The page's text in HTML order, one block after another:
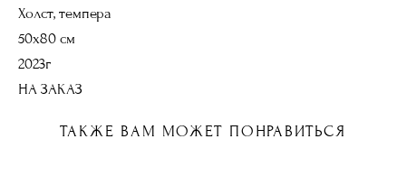
Холст, темпера
50х80 см
2023г
НА ЗАКАЗ
ТАКЖЕ ВАМ МОЖЕТ ПОНРАВИТЬСЯ